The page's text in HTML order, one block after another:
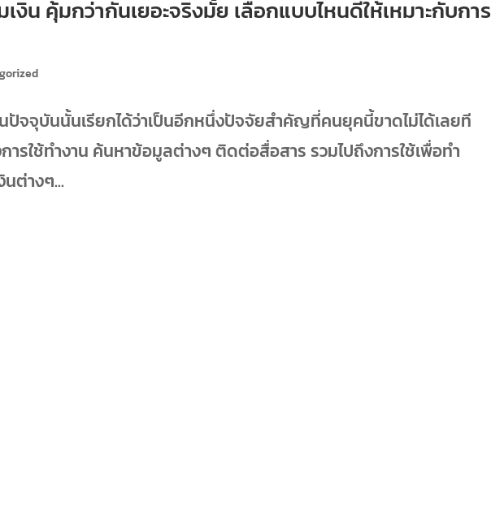
งิน คุ้มกว่ากันเยอะจริงมั้ย เลือกแบบไหนดีให้เหมาะกับการ
นปัจจุบันนั้นเรียกได้ว่าเป็นอีกหนึ่งปัจจัยสำคัญที่คนยุคนี้ขาดไม่ได้เลยที
การใช้ทำงาน ค้นหาข้อมูลต่างๆ ติดต่อสื่อสาร รวมไปถึงการใช้เพื่อทำ
ต่างๆ...